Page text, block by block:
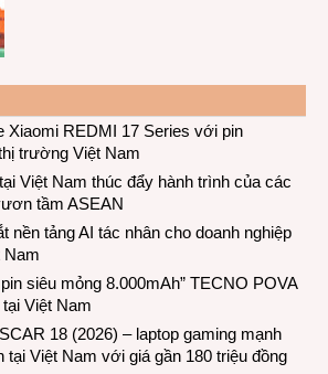
Xiaomi REDMI 17 Series với pin
trường Việt Nam
Việt Nam thúc đẩy hành trình của các
tầm ASEAN
nền tảng AI tác nhân cho doanh nghiệp
Nam
siêu mỏng 8.000mAh” TECNO POVA
Việt Nam
18 (2026) – laptop gaming mạnh
tại Việt Nam với giá gần 180 triệu đồng